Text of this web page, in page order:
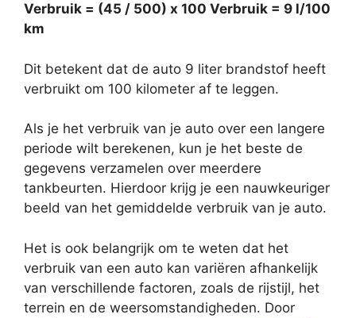
Verbruik = (45 / 500) x 100 Verbruik = 9 l/100
km
Dit betekent dat de auto 9 liter brandstof heeft
verbruikt om 100 kilometer af te leggen.
Als je het verbruik van je auto over een langere
periode wilt berekenen, kun je het beste de
gegevens verzamelen over meerdere
tankbeurten. Hierdoor krijg je een nauwkeuriger
beeld van het gemiddelde verbruik van je auto.
Het is ook belangrijk om te weten dat het
verbruik van een auto kan variëren afhankelijk
van verschillende factoren, zoals de rijstijl, het
terrein en de weersomstandigheden. Door